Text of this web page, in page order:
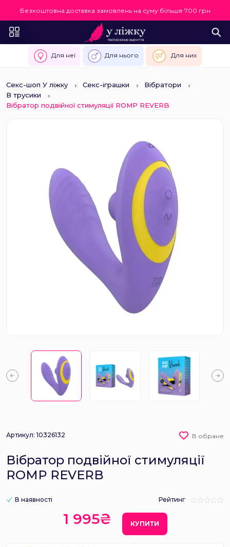
Безкоштовна доставка замовлень на суму більше 700 грн
Для неї Для нього Для них
Секс-шоп У ліжку Секс-іграшки
Вібратори
В трусики
Вібратор подвійної стимуляції ROMP REVERB
Артикул: 10326132 В обране
Вібратор подвійної стимуляції
ROMP REVERB
В наявності Рейтинг
1 995₴ КУПИТИ